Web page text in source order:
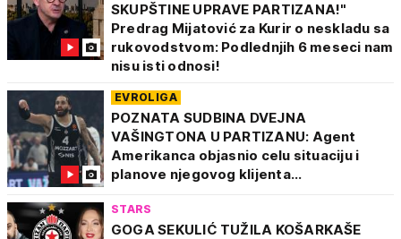
SKUPŠTINE UPRAVE PARTIZANA!"
Predrag Mijatović za Kurir o neskladu sa
rukovodstvom: Podlednjih 6 meseci nam
nisu isti odnosi!
EVROLIGA
POZNATA SUDBINA DVEJNA
VAŠINGTONA U PARTIZANU: Agent
Amerikanca objasnio celu situaciju i
planove njegovog klijenta...
STARS
GOGA SEKULIĆ TUŽILA KOŠARKAŠE